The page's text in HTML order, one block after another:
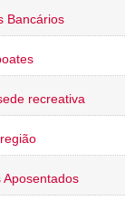
Bancários
recreativa